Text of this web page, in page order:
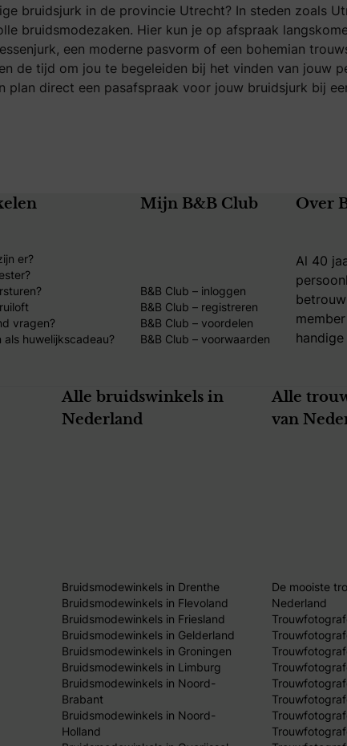
bruidsjurk in de provincie Utrecht? In steden zoals
bruidsmodezaken. Hier kun je op afspraak
een moderne pasvorm of een bohemian
de tijd om jou te begeleiden bij het vinden van jouw
plan direct een pasafspraak voor jouw bruidsjurk bij
er?
vragen?
huwelijkscadeau?
Mijn B&B Club
B&B Club – inloggen
B&B Club – registreren
B&B Club – voordelen
B&B Club – voorwaarden
Over
Al 40
Alle bruidswinkels in
Nederland
Bruidsmodewinkels in Drenthe
Bruidsmodewinkels in Flevoland
Bruidsmodewinkels in Friesland
Bruidsmodewinkels in Gelderland
Bruidsmodewinkels in Groningen
Bruidsmodewinkels in Limburg
Bruidsmodewinkels in Noord-
Brabant
Bruidsmodewinkels in Noord-
Holland
Alle
van
De mooiste
Nederland